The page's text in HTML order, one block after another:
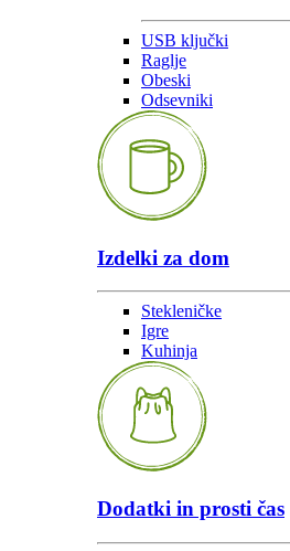
USB ključki
Raglje
Obeski
Odsevniki
Izdelki za dom
Stekleničke
Igre
Kuhinja
Dodatki in prosti čas